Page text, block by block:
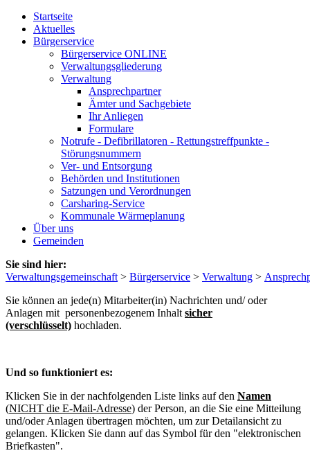
Startseite
Aktuelles
Bürgerservice
Bürgerservice ONLINE
Verwaltungsgliederung
Verwaltung
Ansprechpartner
Ämter und Sachgebiete
Ihr Anliegen
Formulare
Notrufe - Defibrillatoren - Rettungstreffpunkte -
Störungsnummern
Ver- und Entsorgung
Behörden und Institutionen
Satzungen und Verordnungen
Carsharing-Service
Kommunale Wärmeplanung
Über uns
Gemeinden
Sie sind hier:
Verwaltungsgemeinschaft > Bürgerservice > Verwaltung >
Sie können an jede(n) Mitarbeiter(in) Nachrichten und/ oder
Anlagen mit personenbezogenem Inhalt sicher
(verschlüsselt) hochladen.
Und so funktioniert es:
Klicken Sie in der nachfolgenden Liste links auf den Namen
(NICHT die E-Mail-Adresse) der Person, an die Sie eine Mitteilung
und/oder Anlagen übertragen möchten, um zur Detailansicht zu
gelangen. Klicken Sie dann auf das Symbol für den "elektronischen
Briefkasten".